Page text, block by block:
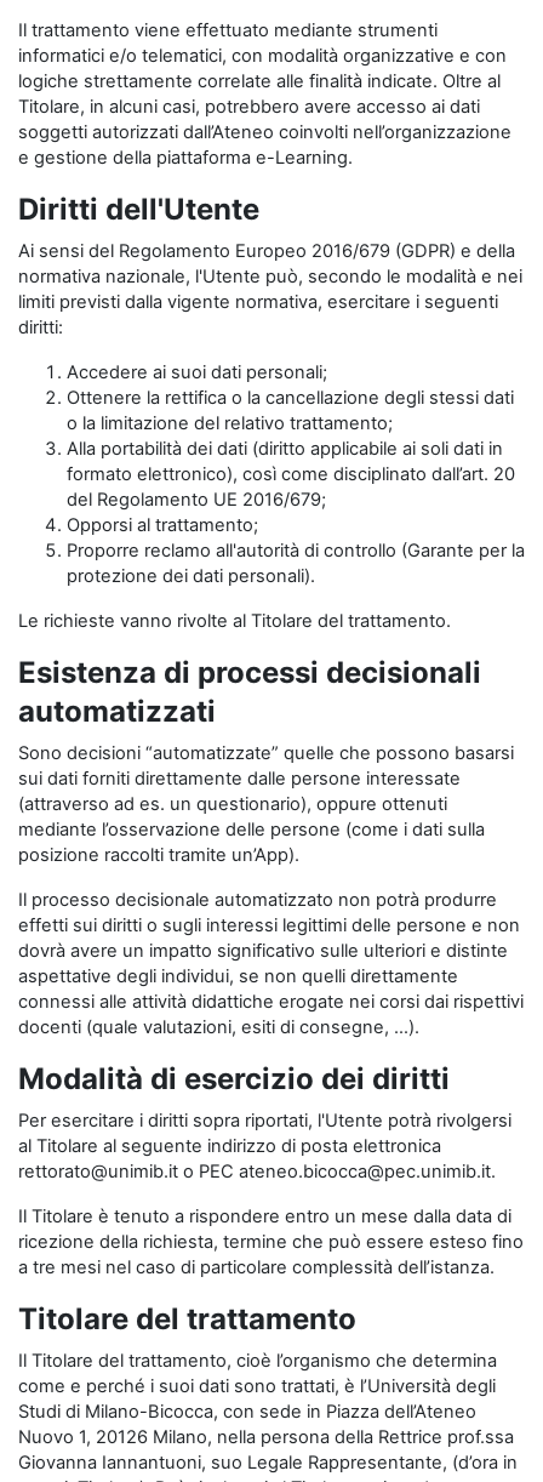
Il trattamento viene effettuato mediante strumenti
informatici e/o telematici, con modalità organizzative e con
logiche strettamente correlate alle finalità indicate. Oltre al
Titolare, in alcuni casi, potrebbero avere accesso ai dati
soggetti autorizzati dall’Ateneo coinvolti nell’organizzazione
e gestione della piattaforma e-Learning.
Diritti dell'Utente
Ai sensi del Regolamento Europeo 2016/679 (GDPR) e della
normativa nazionale, l'Utente può, secondo le modalità e nei
limiti previsti dalla vigente normativa, esercitare i seguenti
diritti:
Accedere ai suoi dati personali;
Ottenere la rettifica o la cancellazione degli stessi dati
o la limitazione del relativo trattamento;
Alla portabilità dei dati (diritto applicabile ai soli dati in
formato elettronico), così come disciplinato dall’art. 20
del Regolamento UE 2016/679;
Opporsi al trattamento;
Proporre reclamo all'autorità di controllo (Garante per la
protezione dei dati personali).
Le richieste vanno rivolte al Titolare del trattamento.
Esistenza di processi decisionali
automatizzati
Sono decisioni “automatizzate” quelle che possono basarsi
sui dati forniti direttamente dalle persone interessate
(attraverso ad es. un questionario), oppure ottenuti
mediante l’osservazione delle persone (come i dati sulla
posizione raccolti tramite un’App).
Il processo decisionale automatizzato non potrà produrre
effetti sui diritti o sugli interessi legittimi delle persone e non
dovrà avere un impatto significativo sulle ulteriori e distinte
aspettative degli individui, se non quelli direttamente
connessi alle attività didattiche erogate nei corsi dai rispettivi
docenti (quale valutazioni, esiti di consegne, …).
Modalità di esercizio dei diritti
Per esercitare i diritti sopra riportati, l'Utente potrà rivolgersi
al Titolare al seguente indirizzo di posta elettronica
rettorato@unimib.it o PEC ateneo.bicocca@pec.unimib.it.
Il Titolare è tenuto a rispondere entro un mese dalla data di
ricezione della richiesta, termine che può essere esteso fino
a tre mesi nel caso di particolare complessità dell’istanza.
Titolare del trattamento
Il Titolare del trattamento, cioè l’organismo che determina
come e perché i suoi dati sono trattati, è l’Università degli
Studi di Milano-Bicocca, con sede in Piazza dell’Ateneo
Nuovo 1, 20126 Milano, nella persona della Rettrice prof.ssa
Giovanna Iannantuoni, suo Legale Rappresentante, (d’ora in